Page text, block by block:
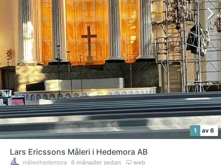
1 av 6
Lars Ericssons Måleri i Hedemora AB
målerihedemora 6 månader sedan web